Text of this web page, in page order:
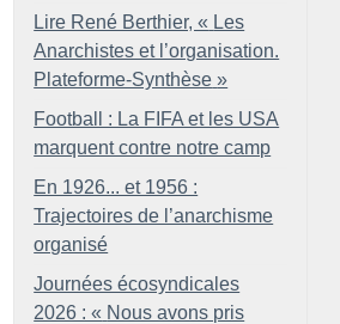
Lire René Berthier, « Les
Anarchistes et l’organisation.
Plateforme-Synthèse »
Football : La FIFA et les USA
marquent contre notre camp
En 1926... et 1956 :
Trajectoires de l’anarchisme
organisé
Journées écosyndicales
2026 : « Nous avons pris